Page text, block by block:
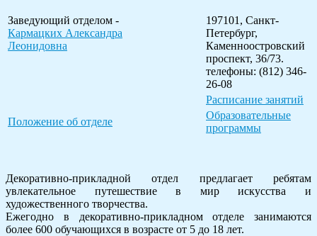
Заведующий отделом -
Кармацких Александра
Леонидовна
197101, Санкт-
Петербург,
Каменноостровский
проспект, 36/73.
телефоны: (812) 346-
26-08
Расписание занятий
Положение об отделе
Образовательные
программы
Декоративно-прикладной отдел предлагает ребятам
увлекательное путешествие в мир искусства и
художественного творчества.
Ежегодно в декоративно-прикладном отделе занимаются
более 600 обучающихся в возрасте от 5 до 18 лет.